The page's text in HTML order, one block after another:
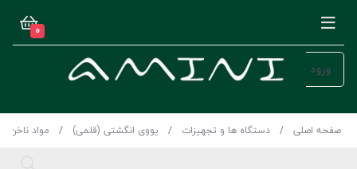
0
ورود
صفحه اصلی دستگاه ها و تجهیزات یووی انگشتی (قلمی) مواد ناخن